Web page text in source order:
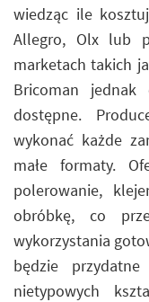
wiedząc ile
Allegro, Olx lub
marketach takich
Bricoman
dostępne.
wykonać każde
małe formaty.
polerowanie,
obróbkę, co
wykorzystania
będzie
nietypowych